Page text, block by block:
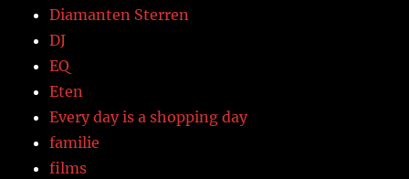
Diamanten Sterren
DJ
EQ
Eten
Every day is a shopping day
familie
films